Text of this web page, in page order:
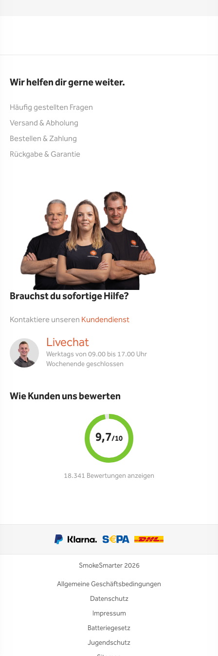
Wir helfen dir gerne weiter.
Häufig gestellten Fragen
Versand & Abholung
Bestellen & Zahlung
Rückgabe & Garantie
Brauchst du sofortige Hilfe?
Kontaktiere unseren Kundendienst
Livechat
Werktags von 09.00 bis 17.00 Uhr
Wochenende geschlossen
Wie Kunden uns bewerten
9,7/10
18.341 Bewertungen anzeigen
SmokeSmarter 2026
Allgemeine Geschäftsbedingungen
Datenschutz
Impressum
Batteriegesetz
Jugendschutz